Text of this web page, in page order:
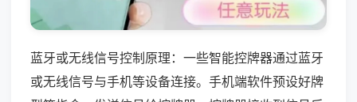
蓝牙或无线信号控制原理：一些智能控牌器通过蓝牙
或无线信号与手机等设备连接。手机端软件预设好牌